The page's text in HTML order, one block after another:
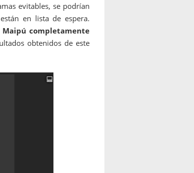
evitables, se podrían
en lista de espera.
completamente
obtenidos de este